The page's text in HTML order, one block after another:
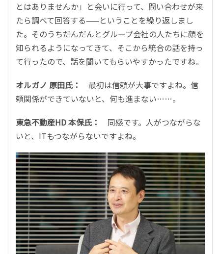
とはありませんか」と会いに行って、問い合わせが来
たら調べて回答する——ということを繰り返しまし
た。そのうちだんだんとグループ会社の人たちに顔を
知られるようになってきて、そこから統合の話を持っ
て行ったので、話を聞いてもらいやすかったですね。
オルガノ 原田氏：
最初は信頼が大事ですよね。信
頼関係ができていないと、何も進まない……。
東急不動産HD 本保氏：
同感です。人がつながらな
いと、ITもつながらないですよね。